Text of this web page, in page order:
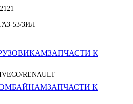
53/ЗИЛ
ЗАПЧАСТИ К
RENAULT
ЗАПЧАСТИ К